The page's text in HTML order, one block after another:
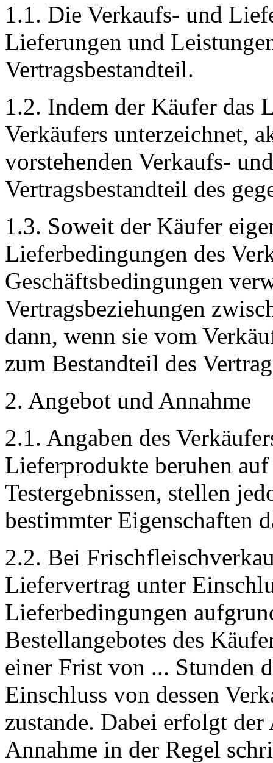
1.1. Die Verkaufs- und
Lieferungen und
Vertragsbestandteil.
1.2. Indem der Käufer das
Verkäufers unterzeichnet,
vorstehenden Verkaufs-
Vertragsbestandteil des
1.3. Soweit der Käufer
Lieferbedingungen des
Geschäftsbedingungen
Vertragsbeziehungen
dann, wenn sie vom
zum Bestandteil des
2. Angebot und Annahme
2.1. Angaben des
Lieferprodukte beruhen
Testergebnissen, stellen
bestimmter Eigenschaften
2.2. Bei
Liefervertrag unter
Lieferbedingungen
Bestellangebotes des
einer Frist von ... Stunden
Einschluss von dessen
zustande. Dabei erfolgt der
Annahme in der Regel